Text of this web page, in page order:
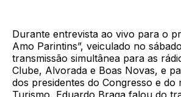
Durante entrevista ao vivo para o
Amo Parintins”, veiculado no
transmissão simultânea para as
Clube, Alvorada e Boas Novas, e
dos presidentes do Congresso e do